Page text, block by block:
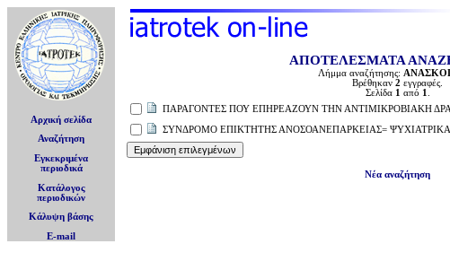
Αρχική σελίδα
Αναζήτηση
Εγκεκριμένα
περιοδικά
Κατάλογος
περιοδικών
Κάλυψη βάσης
E-mail
ΑΠΟΤΕΛΕΣΜΑΤΑ
Λήμμα αναζήτησης:
Βρέθηκαν 2 εγγραφές.
Σελίδα 1 από 1
ΠΑΡΑΓΟΝΤΕΣ ΠΟΥ ΕΠΗΡΕΑΖΟΥΝ ΤΗΝ ΑΝΤΙΜΙΚΡΟΒΙΑΚΗ
ΣΥΝΔΡΟΜΟ ΕΠΙΚΤΗΤΗΣ ΑΝΟΣΟΑΝΕΠΑΡΚΕΙΑΣ=
Νέα αναζήτηση